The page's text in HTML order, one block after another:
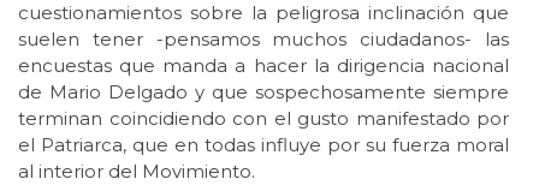
cuestionamientos sobre la peligrosa inclinación que
suelen tener -pensamos muchos ciudadanos- las
encuestas que manda a hacer la dirigencia nacional
de Mario Delgado y que sospechosamente siempre
terminan coincidiendo con el gusto manifestado por
el Patriarca, que en todas influye por su fuerza moral
al interior del Movimiento.